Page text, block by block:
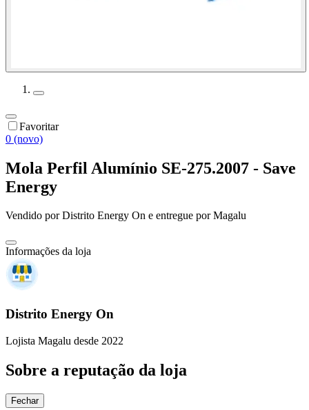
Favoritar
0 (novo)
Mola Perfil Alumínio SE-275.2007 - Save
Energy
Vendido porDistrito Energy On e entregue por Magalu
Informações da loja
Distrito Energy On
Lojista Magalu desde 2022
Sobre a reputação da loja
Fechar